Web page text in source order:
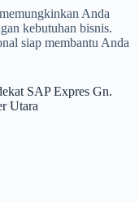
Anda
kebutuhan bisnis.
siap membantu Anda
SAP Expres Gn.
Utara